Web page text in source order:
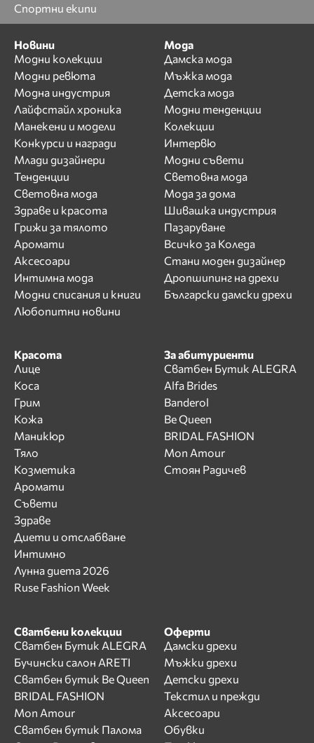
Спортни екипи
Новини
Модни колекции
Модни ревюта
Модна индустрия
Лайфстайл хроника
Манекени и модели
Конкурси и награди
Млади дизайнери
Тенденции
Световна мода
Здраве и красота
Грижи за тялото
Аромати
Аксесоари
Интимна мода
Модни списания и книги
Любопитни новини
Мода
Дамска мода
Мъжка мода
Детска мода
Модни тенденции
Колекции
Интервю
Модни съвети
Световна мода
Мода за дома
Шивашка индустрия
Пазаруване
Всичко за Коледа
Стани моден дизайнер
Дропшипинг на дрехи
Български дамски дрехи
Красота
Лице
Коса
Грим
Кожа
Маникюр
Тяло
Козметика
Аромати
Съвети
Здраве
Диети и отслабване
Интимно
Лунна диета 2026
Ruse Fashion Week
За абитуриенти
Сватбен Бутик ALEGRA
Alfa Brides
Banderol
Be Queen
BRIDAL FASHION
Mon Amour
Стоян Радичев
Сватбени колекции
Сватбен Бутик ALEGRA
Бучински салон ARETI
Сватбен бутик Be Queen
BRIDAL FASHION
Mon Amour
Сватбен бутик Палома
Оферти
Дамски дрехи
Мъжки дрехи
Детски дрехи
Текстил и прежди
Аксесоари
Обувки